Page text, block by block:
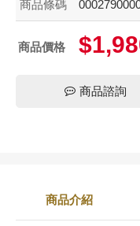
商品條碼
商品價格
商品諮詢
商品介紹